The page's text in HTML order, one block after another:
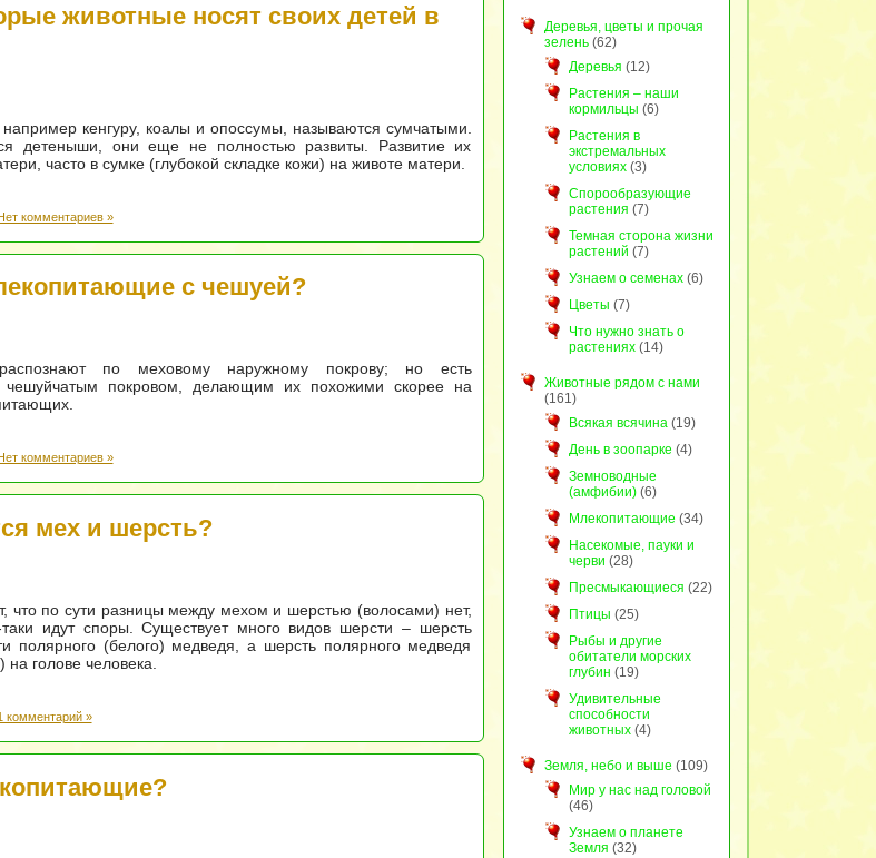
животные носят своих детей в
кенгуру, коалы и опоссумы, называются сумчатыми.
детеныши, они еще не полностью развиты. Развитие их
часто в сумке (глубокой складке кожи) на животе матери.
комментариев »
с чешуей?
по меховому наружному покрову; но есть
чешуйчатым покровом, делающим их похожими скорее на
Нет комментариев »
мех и шерсть?
что по сути разницы между мехом и шерстью (волосами) нет,
идут споры. Существует много видов шерсти – шерсть
полярного (белого) медведя, а шерсть полярного медведя
голове человека.
комментарий »
Деревья, цветы и прочая
зелень(62)
Деревья (12)
Растения – наши
кормильцы (6)
Растения в
экстремальных
условиях(3)
Спорообразующие
растения (7)
Темная сторона жизни
растений (7)
Узнаем о семенах(6)
Цветы (7)
Что нужно знать о
растениях(14)
Животные рядом с нами
(161)
Всякая всячина(19)
День в зоопарке (4)
Земноводные
(амфибии)(6)
Млекопитающие (34)
Насекомые, пауки и
черви (28)
Пресмыкающиеся (22)
Птицы (25)
Рыбы и другие
обитатели морских
глубин (19)
Удивительные
способности
животных(4)
Земля, небо и выше (109)
Мир у нас над головой
(46)
Узнаем о планете
Земля (32)